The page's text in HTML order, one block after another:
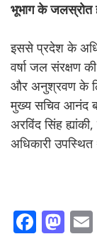
भूभागकेजलस्रोत
इससे प्रदेश के
वर्षा जल संरक्षण
और अनुश्रवण के
मुख्य सचिव आनंद
अरविंद सिंह
अधिकारी
F M